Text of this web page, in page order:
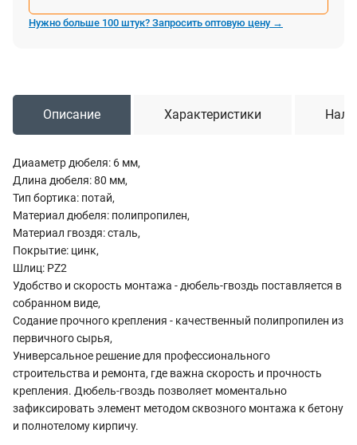
Нужно больше 100 штук? Запросить оптовую цену →
Описание Характеристики
Диааметр дюбеля: 6 мм,
Длина дюбеля: 80 мм,
Тип бортика: потай,
Материал дюбеля: полипропилен,
Материал гвоздя: сталь,
Покрытие: цинк,
Шлиц: PZ2
Удобство и скорость монтажа - дюбель-гвоздь поставляется в
собранном виде,
Содание прочного крепления - качественный полипропилен из
первичного сырья,
Универсальное решение для профессионального
строительства и ремонта, где важна скорость и прочность
крепления. Дюбель-гвоздь позволяет моментально
зафиксировать элемент методом сквозного монтажа к бетону
и полнотелому кирпичу.